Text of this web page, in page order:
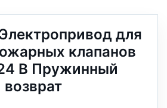
для
клапанов
В Пружинный
возврат